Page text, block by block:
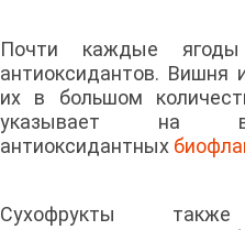
Почти каждые ягоды
антиоксидантов. Вишня
их в большом
указывает на
антиоксидантных
Сухофрукты